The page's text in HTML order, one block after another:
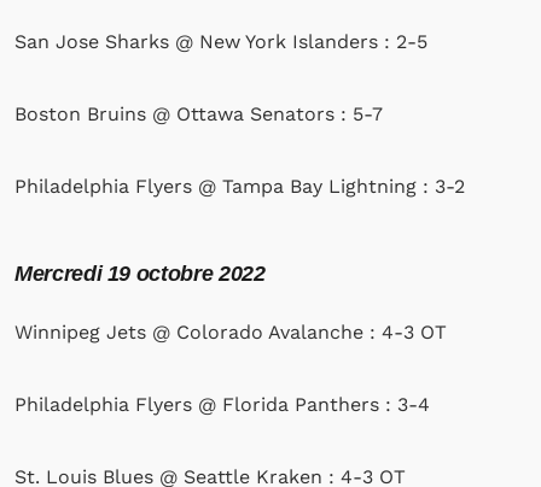
San Jose Sharks @ New York Islanders : 2-5
Boston Bruins @ Ottawa Senators : 5-7
Philadelphia Flyers @ Tampa Bay Lightning : 3-2
Mercredi19 octobre 2022
Winnipeg Jets @ Colorado Avalanche : 4-3 OT
Philadelphia Flyers @ Florida Panthers : 3-4
St. Louis Blues @ Seattle Kraken : 4-3 OT